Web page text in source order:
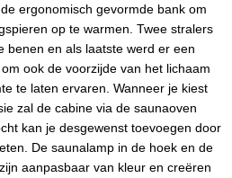
ergonomisch gevormde bank om
op te warmen. Twee stralers
benen en als laatste werd er een
ook de voorzijde van het lichaam
te laten ervaren. Wanneer je kiest
zal de cabine via de saunaoven
kan je desgewenst toevoegen door
De saunalamp in de hoek en de
aanpasbaar van kleur en creëren